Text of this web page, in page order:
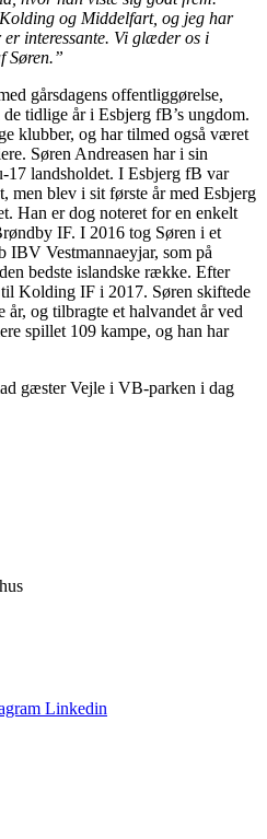
og Middelfart, og jeg har
er interessante. Vi glæder os i
Søren.”
gårsdagens offentliggørelse,
tidlige år i Esbjerg fB’s ungdom.
klubber, og har tilmed også været
Søren Andreasen har i sin
17 landsholdet. I Esbjerg fB var
men blev i sit første år med Esbjerg
Han er dog noteret for en enkelt
IF. I 2016 tog Søren i et
IBV Vestmannaeyjar, som på
bedste islandske række. Efter
Kolding IF i 2017. Søren skiftede
og tilbragte et halvandet år ved
spillet 109 kampe, og han har
gæster Vejle i VB-parken i dag
Linkedin